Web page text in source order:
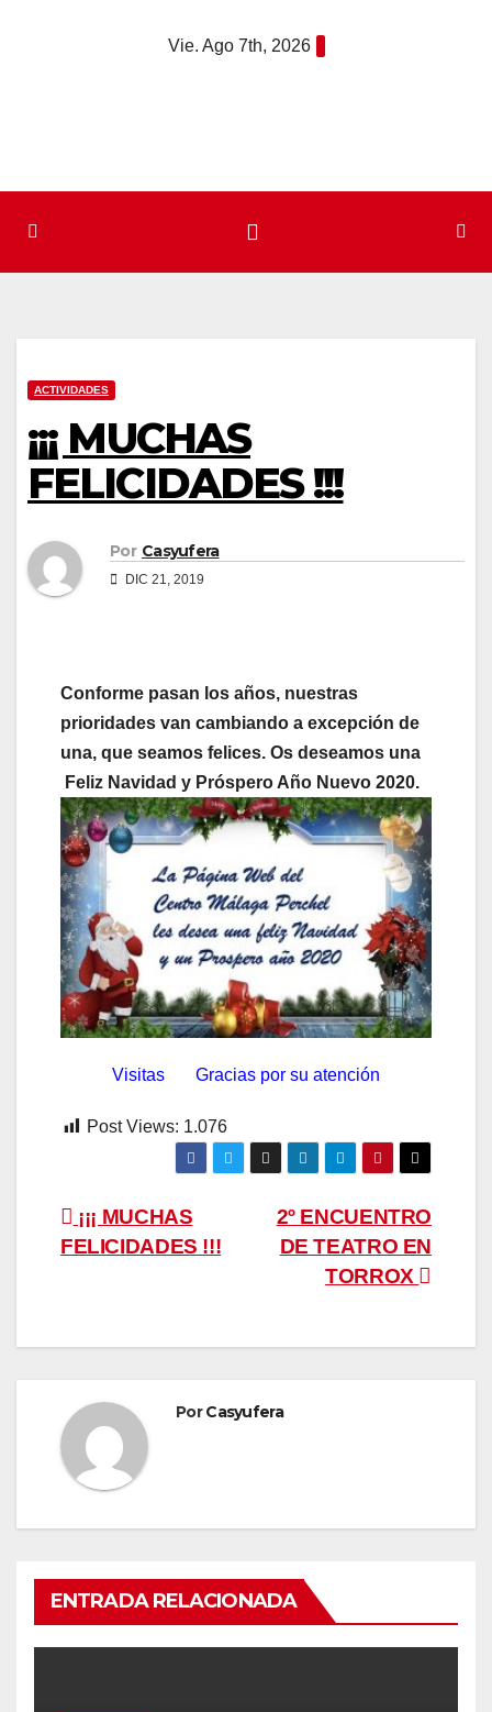
Vie. Ago 7th, 2026
ACTIVIDADES
¡¡¡ MUCHAS
FELICIDADES !!!
Por Casyufera
DIC 21, 2019
Conforme pasan los años, nuestras
prioridades van cambiando a excepción de
una, que seamos felices. Os deseamos una
Feliz Navidad y Próspero Año Nuevo 2020.
Visitas Gracias por su atención
Post Views: 1.076
Navegación
de
2º ENCUENTRO
DE TEATRO EN
TORROX
¡¡¡ MUCHAS
FELICIDADES !!!
PorCasyufera
ENTRADA RELACIONADA